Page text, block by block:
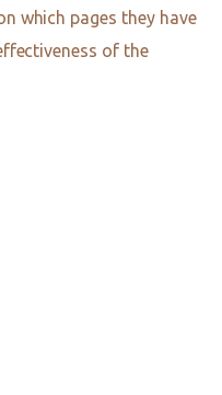
which pages they have
of the